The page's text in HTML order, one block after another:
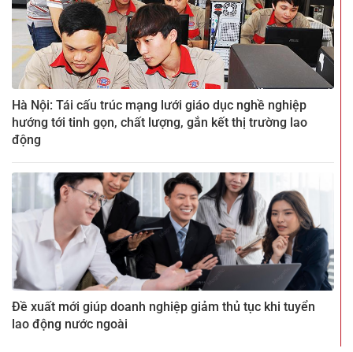
Hà Nội: Tái cấu trúc mạng lưới giáo dục nghề nghiệp
hướng tới tinh gọn, chất lượng, gắn kết thị trường lao
động
Đề xuất mới giúp doanh nghiệp giảm thủ tục khi tuyển
lao động nước ngoài